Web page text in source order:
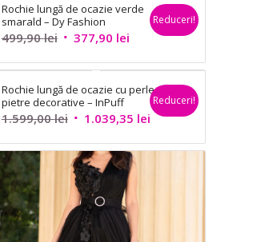
Rochie lungă de ocazie verde
smarald – Dy Fashion
499,90lei Prețul
a
fost:
499,90 lei.
377,90 leiPrețul
este:
377,90 lei.
Reduceri!
Rochie lungă de ocazie cu perle și
pietre decorative – InPuff
1.599,00lei Prețul
a
fost:
1.599,00 lei.
1.039,35 leiPrețul
este:
Reduceri!